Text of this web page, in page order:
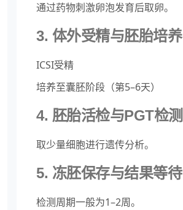
通过药物刺激卵泡发育后取卵。
3. 体外受精与胚胎培养
ICSI受精
培养至囊胚阶段（第5–6天）
4. 胚胎活检与PGT检测
取少量细胞进行遗传分析。
5. 冻胚保存与结果等待
检测周期一般为1–2周。